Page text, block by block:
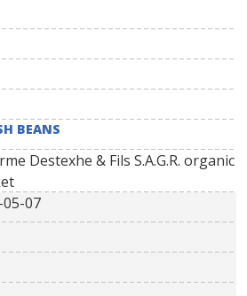
BEANS
Destexhe & Fils S.A.G.R. organic
05-07